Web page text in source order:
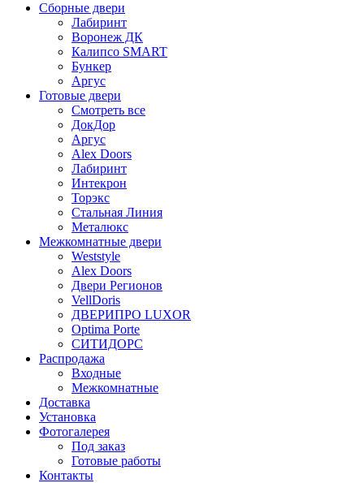
Сборные двери
Лабиринт
Воронеж ДК
Калипсо SMART
Бункер
Аргус
Готовые двери
Смотреть все
ДокДор
Аргус
Alex Doors
Лабиринт
Интекрон
Торэкс
Стальная Линия
Металюкс
Межкомнатные двери
Weststyle
Alex Doors
Двери Регионов
VellDoris
ДВЕРИПРО LUXOR
Optima Porte
СИТИДОРС
Распродажа
Входные
Межкомнатные
Доставка
Установка
Фотогалерея
Под заказ
Готовые работы
Контакты